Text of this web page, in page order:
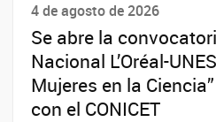
4 de agosto de 2026
Se abre la
Nacional L’Oréal-
Mujeres en la
con el CONICET